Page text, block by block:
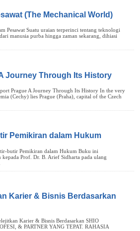
(The Mechanical World)
Journey Through Its History
Pemikiran dalam Hukum
Karier & Bisnis Berdasarkan